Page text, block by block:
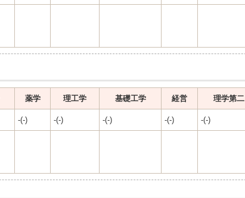
薬学 理工学 基礎工学 経営
理学第二
-(-) -(-) -(-) -(-) -(-)